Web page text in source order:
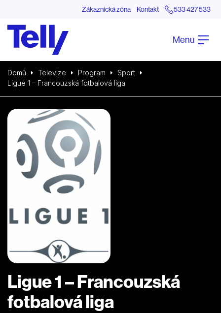
Zákaznická zóna Kontakt 533 427 533
Menu
Domů Televize Program
Sport
Ligue 1 – Francouzská fotbalová liga
Ligue 1 – Francouzská
fotbalová liga